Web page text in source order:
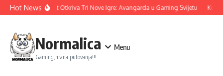
Skip to content
Hot NewsUbisoft Otkriva Tri Nove Igre: Avangarda u Gaming Svijetu
Normalica
Gaming,hrana,putovanja!!!
Menu